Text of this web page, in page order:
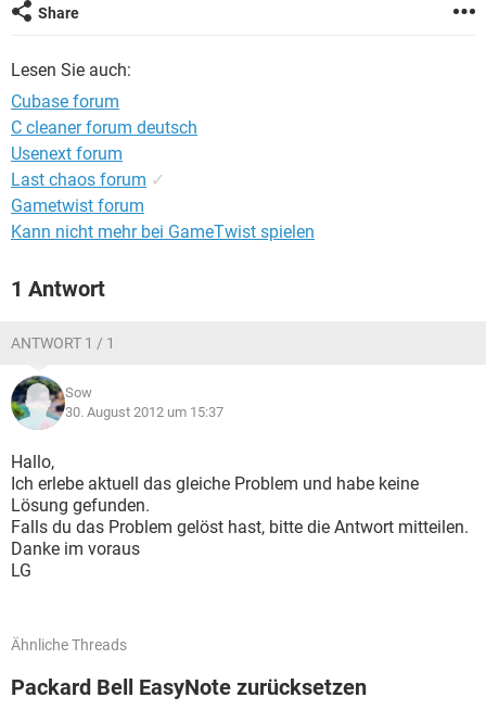
Share
Lesen Sie auch:
Cubase forum
C cleaner forum deutsch
Usenext forum
Last chaos forum ✓
Gametwist forum
Kann nicht mehr bei GameTwist spielen
1 Antwort
ANTWORT 1 / 1
Sow
30. August 2012 um 15:37
Hallo,
Ich erlebe aktuell das gleiche Problem und habe keine
Lösung gefunden.
Falls du das Problem gelöst hast, bitte die Antwort mitteilen.
Danke im voraus
LG
Ähnliche Threads
Packard Bell EasyNote zurücksetzen